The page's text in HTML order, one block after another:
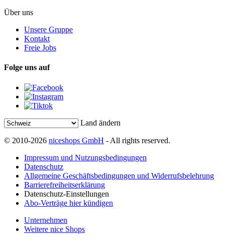
Über uns
Unsere Gruppe
Kontakt
Freie Jobs
Folge uns auf
Land ändern
© 2010-2026 niceshops GmbH - All rights reserved.
Impressum und Nutzungsbedingungen
Datenschutz
Allgemeine Geschäftsbedingungen und Widerrufsbelehrung
Barrierefreiheitserklärung
Datenschutz-Einstellungen
Abo-Verträge hier kündigen
Unternehmen
Weitere nice Shops